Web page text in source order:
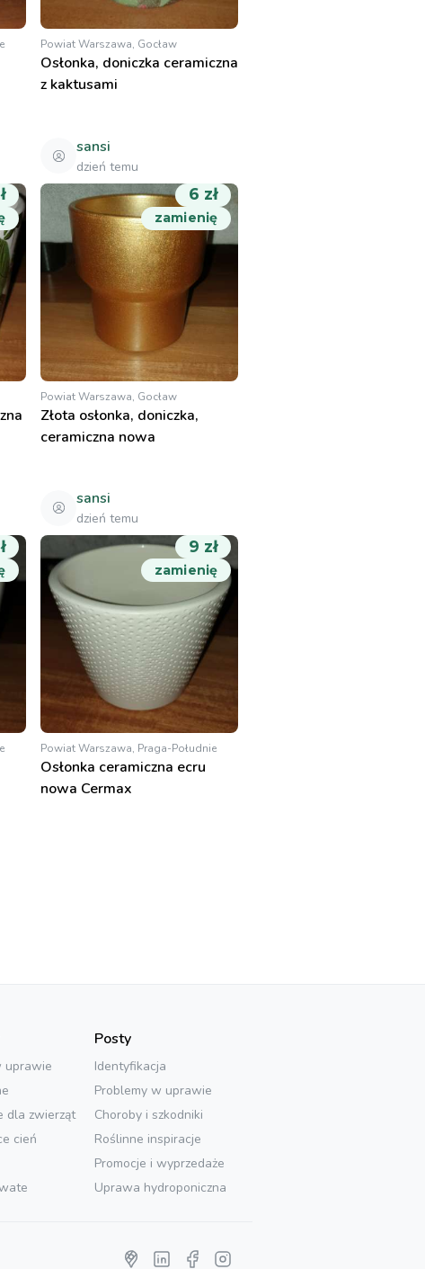
Powiat Warszawa, Gocław
Osłonka, doniczka ceramiczna
z kaktusami
sansi
dzień temu
6 zł
zamienię
Powiat Warszawa, Gocław
Złota osłonka, doniczka,
ceramiczna nowa
sansi
dzień temu
9 zł
zamienię
Powiat Warszawa, Praga-Południe
Osłonka ceramiczna ecru
nowa Cermax
uprawie
dla zwierząt
cień
Posty
Identyfikacja
Problemy w uprawie
Choroby i szkodniki
Roślinne inspiracje
Promocje i wyprzedaże
Uprawa hydroponiczna